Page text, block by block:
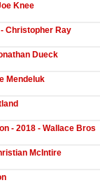
Knee
Christopher Ray
Dueck
Mendeluk
- 2018 - Wallace Bros
McIntire